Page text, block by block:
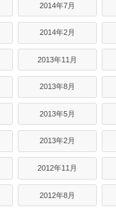
2014年7月
2014年2月
2013年11月
2013年8月
2013年5月
2013年2月
2012年11月
2012年8月